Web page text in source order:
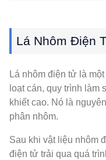
Lá Nhôm Điện
Lá nhôm điện tử là
loạt cán, quy trình làm
khiết cao. Nó là
phân nhôm.
Sau khi vật liệu nhôm
điện tử trải qua quá